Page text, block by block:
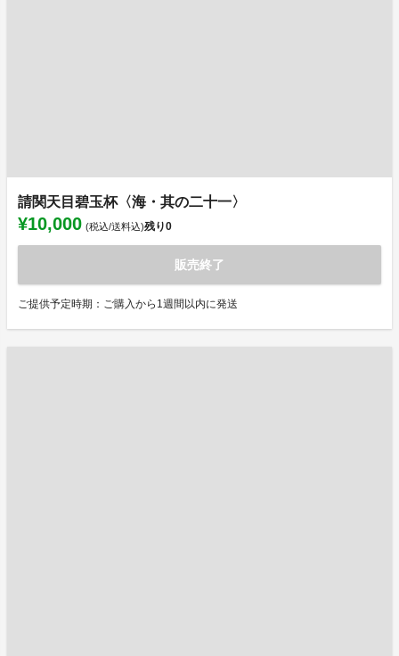
請関天目碧玉杯〈海・其の二十一〉
¥10,000 (税込/送料込)残り0
販売終了
ご提供予定時期：ご購入から1週間以内に発送